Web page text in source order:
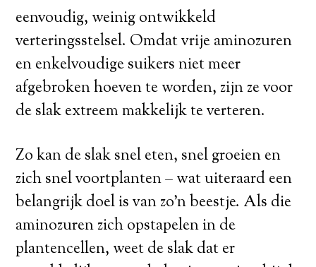
eenvoudig, weinig ontwikkeld
verteringsstelsel. Omdat vrije aminozuren
en enkelvoudige suikers niet meer
afgebroken hoeven te worden, zijn ze voor
de slak extreem makkelijk te verteren.
Zo kan de slak snel eten, snel groeien en
zich snel voortplanten – wat uiteraard een
belangrijk doel is van zo’n beestje. Als die
aminozuren zich opstapelen in de
plantencellen, weet de slak dat er